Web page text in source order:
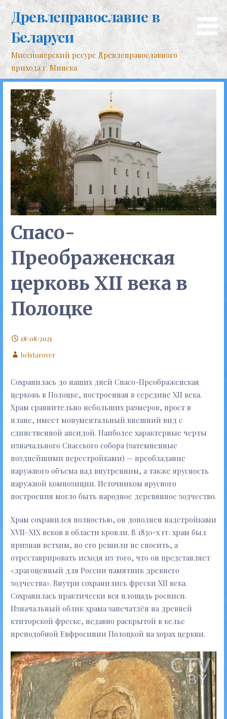
контенту
Древлеправославие в
Беларуси
Миссионерский ресурс Древлеправославного
прихода г. Минска
Спасо-
Преображенская
церковь XII века в
Полоцке
18/08/2021
belstarover
Сохранилась до наших дней Спасо-Преображенская
церковь в Полоцке, построенная в середине XII века.
Храм сравнительно небольших размеров, прост в
плане, имеет монументальный внешний вид с
единственной апсидой. Наиболее характерные черты
изначального Спасского собора (затемненные
позднейшими перестройками) — преобладание
наружного объема над внутренним, а также ярусность
наружной композиции. Источником ярусного
построения могло быть народное деревянное зодчество.
Храм сохранился полностью, он дополнен надстройками
XVII–XIX веков в области кровли. В 1830-х гг. храм был
признан ветхим, но его решили не сносить, а
отреставрировать исходя из того, что он представляет
«драгоценный для России памятник древнего
зодчества». Внутри сохранились фрески XII века.
Сохранилась практически вся площадь росписи.
Изначальный облик храма запечатлён на древней
ктиторской фреске, недавно раскрытой в келье
преподобной Евфросинии Полоцкой на хорах церкви.